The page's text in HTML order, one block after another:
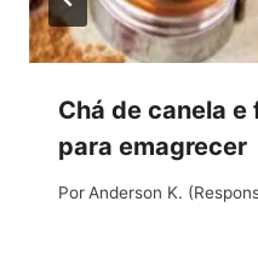
Chá de canela e
para emagrecer
PorAnderson K.